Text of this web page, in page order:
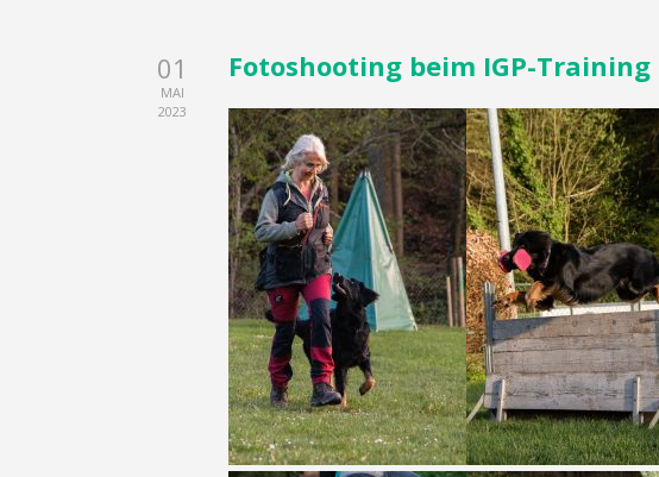
01
MAI
2023
Fotoshooting beim IGP-Training